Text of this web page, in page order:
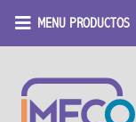
MENU PRODUCTOS